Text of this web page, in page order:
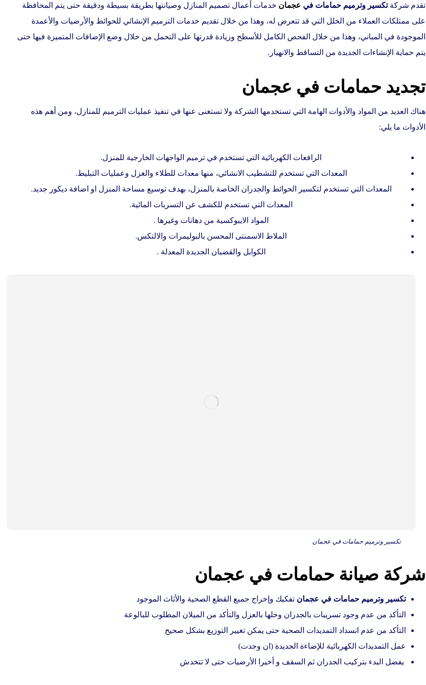
تقدم شركةتكسير وترميم حمامات في عجمان خدمات أعمال تصميم المنازل وصيانتها بطريقة بسيطة ودقيقة حتى يتم المحافظة
على ممتلكات العملاء من الخلل التي قد تتعرض له، وهذا من خلال تقديم خدمات الترميم الإنشائي للحوائط والأرضيات والأعمدة
الموجودة في المباني، وهذا من خلال الفحص الكامل للأسطح وزيادة قدرتها على التحمل من خلال وضع الإضافات المتميزة فيها حتى
يتم حماية الإنشاءات الجديدة من التساقط والانهيار.
تجديد حمامات في عجمان
هناك العديد من المواد والأدوات الهامة التي تستخدمها الشركة ولا تستغنى عنها في تنفيذ عمليات الترميم للمنازل، ومن أهم هذه
الأدوات ما يلي:
الرافعات الكهربائية التي تستخدم في ترميم الواجهات الخارجية للمنزل.
المعدات التي تستخدم للتشطيب الانشائي، منها معدات للطلاء والغزل وعمليات التبليط.
المعدات التي تستخدم لتكسير الحوائط والجدران الخاصة بالمنزل، بهدف توسيع مساحة المنزل او اضافة ديكور جديد.
المعدات التي تستخدم للكشف عن التسربات المائية.
المواد الايبوكسية من دهانات وغيرها .
الملاط الاسمنتى المحسن بالبوليمرات والالتكس.
الكوابل والقضبان الجديدة المعدلة .
تكسير وترميم حمامات في عجمان
شركة صيانة حمامات في عجمان
تكسير وترميم حمامات في عجمان تفكيك وإخراج جميع القطع الصحية والأثاث الموجود
التأكد من عدم وجود تسريبات بالجدران وحلها بالعزل والتأكد من الميلان المطلوب للبالوعة
التأكد من عدم انسداد التمديدات الصحية حتى يمكن تغيير التوزيع بشكل صحيح
عمل التمديدات الكهربائية للإضاءة الجديدة (ان وجدت)
يفضل البدء بتركيب الجدران ثم السقف و أخيرا الأرضيات حتى لا تتخدش